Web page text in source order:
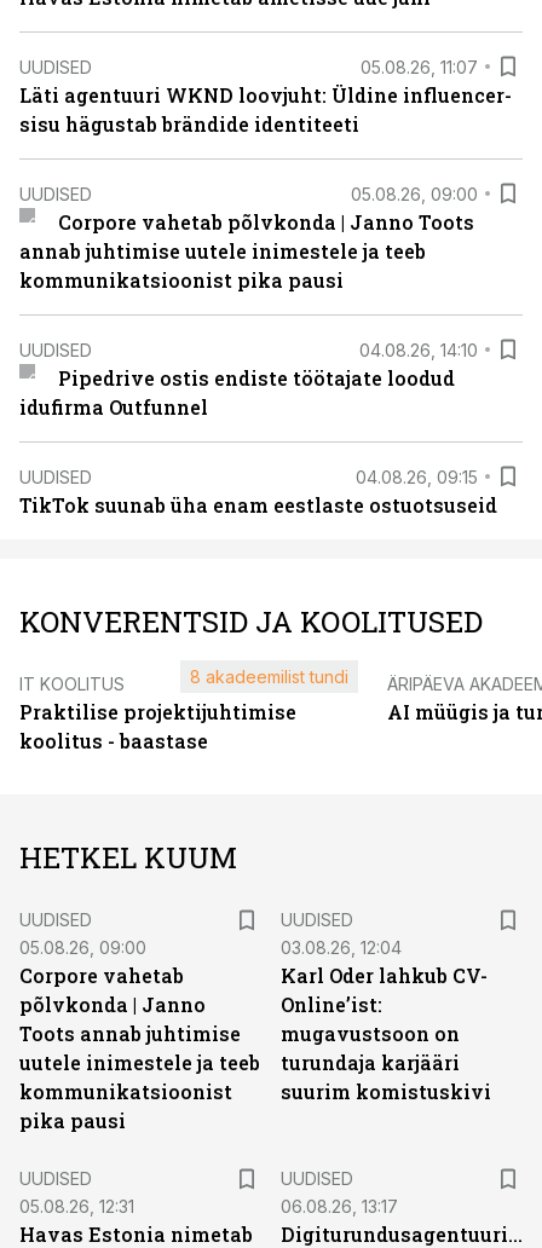
UUDISED 05.08.26, 11:07
Läti agentuuri WKND loovjuht: Üldine influencer-
sisu hägustab brändide identiteeti
UUDISED 05.08.26, 09:00
Corpore vahetab põlvkonda | Janno Toots
annab juhtimise uutele inimestele ja teeb
kommunikatsioonist pika pausi
UUDISED 04.08.26, 14:10
Pipedrive ostis endiste töötajate loodud
idufirma Outfunnel
UUDISED 04.08.26, 09:15
TikTok suunab üha enam eestlaste ostuotsuseid
KONVERENTSID JA KOOLITUSED
IT KOOLITUS
Praktilise projektijuhtimise
koolitus - baastase
8 akadeemilist tundi ÄRIPÄEVA
AI müügis ja
HETKEL KUUM
UUDISED
05.08.26, 09:00
Corpore vahetab
põlvkonda | Janno
Toots annab juhtimise
uutele inimestele ja teeb
kommunikatsioonist
pika pausi
UUDISED
03.08.26, 12:04
Karl Oder lahkub CV-
Online’ist:
mugavustsoon on
turundaja karjääri
suurim komistuskivi
UUDISED
05.08.26, 12:31
Havas Estonia nimetab
UUDISED
06.08.26, 13:17
Digiturundusagentuuride